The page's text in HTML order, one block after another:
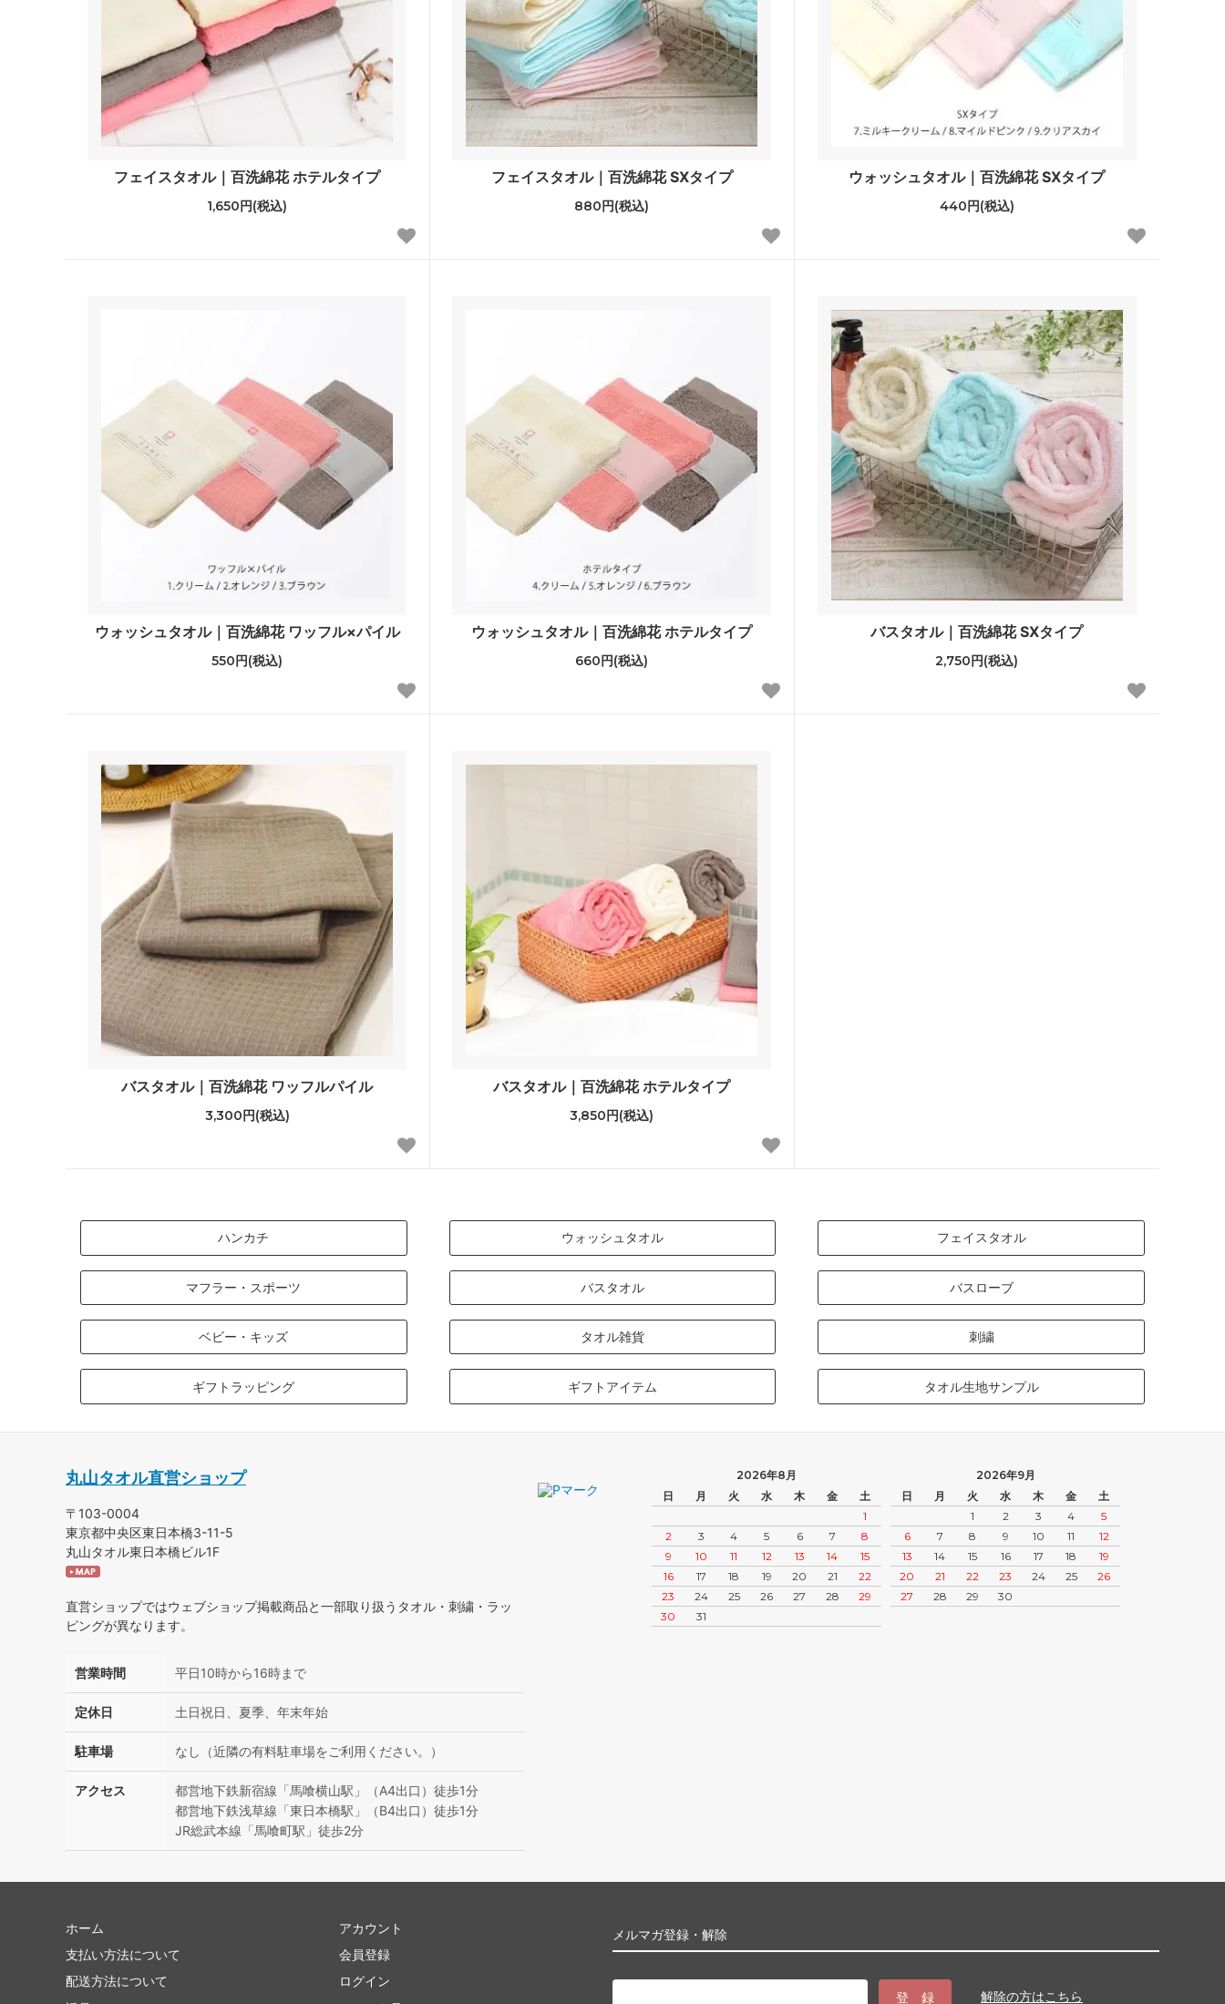
フェイスタオル｜百洗綿花 ホテルタイプ
1,650円(税込)
フェイスタオル｜百洗綿花 SXタイプ
880円(税込)
ウォッシュタオル｜百洗綿花 SXタイプ
440円(税込)
ウォッシュタオル｜百洗綿花 ワッフル×パイル
550円(税込)
ウォッシュタオル｜百洗綿花 ホテルタイプ
660円(税込)
バスタオル｜百洗綿花 SXタイプ
2,750円(税込)
バスタオル｜百洗綿花 ワッフルパイル
3,300円(税込)
バスタオル｜百洗綿花 ホテルタイプ
3,850円(税込)
ハンカチ ウォッシュタオル フェイスタオル
マフラー・スポーツ バスタオル バスローブ
ベビー・キッズ タオル雑貨 刺繍
ギフトラッピング ギフトアイテム タオル生地サンプル
丸山タオル直営ショップ
〒103-0004
東京都中央区東日本橋3-11-5
丸山タオル東日本橋ビル1F
直営ショップではウェブショップ掲載商品と一部取り扱うタオル・刺繍・ラッ
ピングが異なります。
営業時間 平日10時から16時まで
定休日 土日祝日、夏季、年末年始
駐車場 なし（近隣の有料駐車場をご利用ください。）
アクセス
都営地下鉄新宿線「馬喰横山駅」（A4出口）徒歩1分
都営地下鉄浅草線「東日本橋駅」（B4出口）徒歩1分
JR総武本線「馬喰町駅」徒歩2分
2026年8月
日
月 火 水 木 金
土
1
2
3 4 5 6 7
8
9
10 11 12 13 14
15
16
17 18 19 20 21
22
23
24 25 26 27 28
29
30
31
2026年9月
日
月 火 水 木 金
土
1
2 3 4
5
6
7 8 9 10 11
12
13
14 15 16 17 18
19
20
21 22 23 24 25
26
27
28 29 30
メルマガ登録・解除
解除の方はこちら
ホーム
支払い方法について
配送方法について
アカウント
会員登録
ログイン